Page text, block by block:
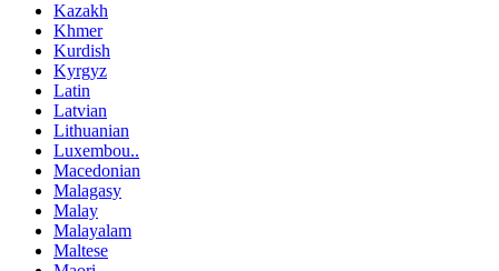
Kazakh
Khmer
Kurdish
Kyrgyz
Latin
Latvian
Lithuanian
Luxembou..
Macedonian
Malagasy
Malay
Malayalam
Maltese